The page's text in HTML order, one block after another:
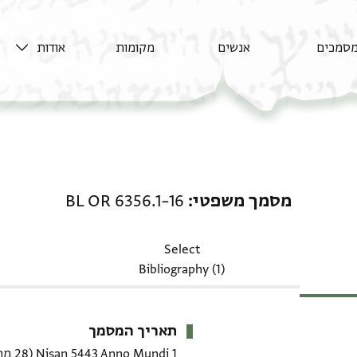
מסמכים אנשים מקומות אודות
מסמך משפטי BL OR 6356.1–16
Select
Bibliography (1)
תאריך המסמך